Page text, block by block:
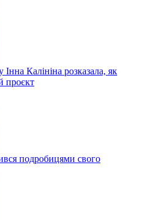
Калініна розказала, як
проєкт
подробицями свого